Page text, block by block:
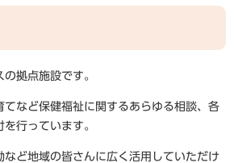
拠点施設です。
てなど保健福祉に関するあらゆる相談、各
行っています。
ど地域の皆さんに広く活用していただけ